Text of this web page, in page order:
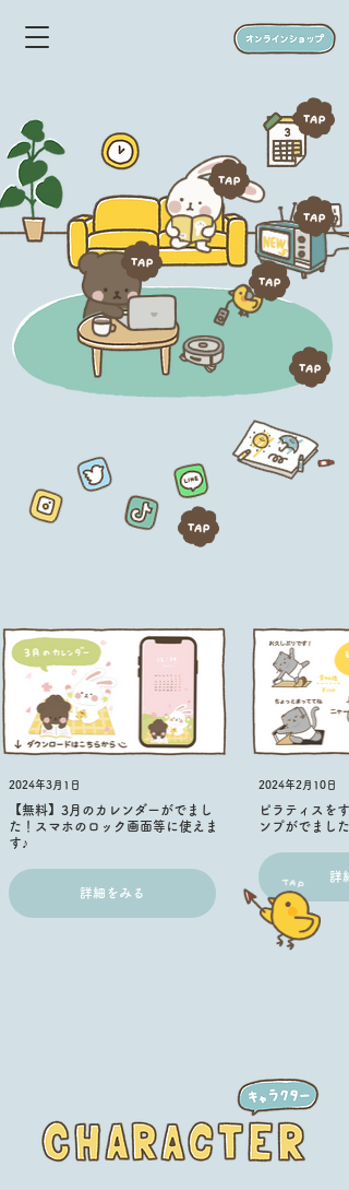
2024年3月1日
【無料】3月のカレンダーがでまし
た！スマホのロック画面等に使えま
す♪
詳細をみる
2024年2月10日
ピラティスを
ンプがでました
詳